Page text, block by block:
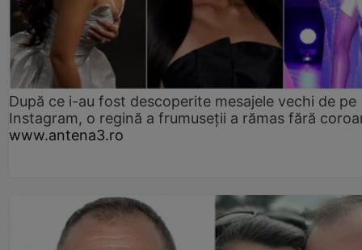
După ce i-au fost descoperite mesajele vechi de pe
Instagram, o regină a frumuseții a rămas fără
www.antena3.ro